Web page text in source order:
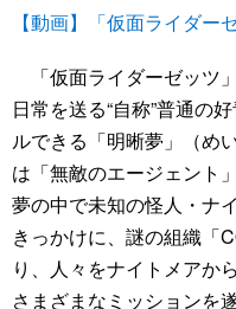
【動画】「仮面ライダー
「仮面ライダーゼッツ
日常を送る“自称”普通の
ルできる「明晰夢」（め
は「無敵のエージェント
夢の中で未知の怪人・ナ
きっかけに、謎の組織「
り、人々をナイトメアか
さまざまなミッションを